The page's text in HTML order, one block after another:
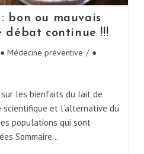
bon ou mauvais
débat continue !!!
● Médecine préventive / ●
les bienfaits du lait de
et l’alternative du
populations qui sont
Sommaire…